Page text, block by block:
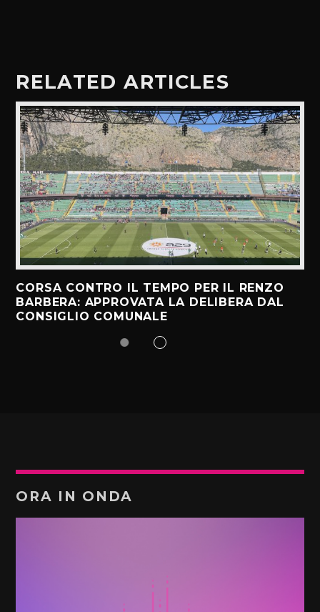
RELATED ARTICLES
CORSA CONTRO IL TEMPO PER IL RENZO
BARBERA: APPROVATA LA DELIBERA DAL
CONSIGLIO COMUNALE
ORA IN ONDA